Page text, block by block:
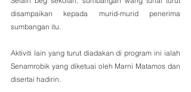
disampaikan kepada murid-murid penerima
sumbangan itu.
Aktiviti lain yang turut diadakan di program ini ialah
Senamrobik yang diketuai oleh Marni Matamos dan
disertai hadirin.